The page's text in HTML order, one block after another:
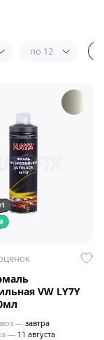
по 12
VW LY7Y
—завтра
— 11 августа